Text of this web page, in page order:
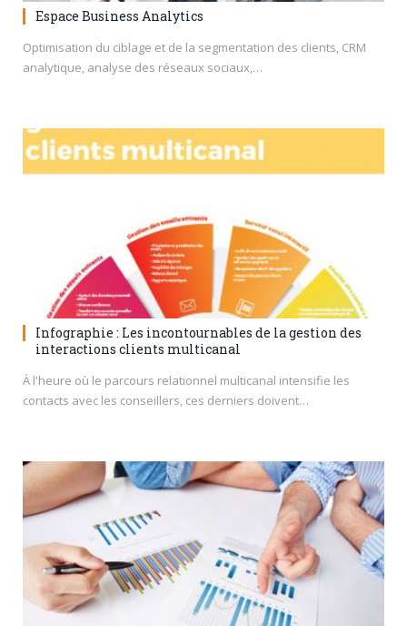
Espace Business Analytics
Optimisation du ciblage et de la segmentation des clients, CRM
analytique, analyse des réseaux sociaux,…
Infographie : Les incontournables de la gestion des
interactions clients multicanal
À l'heure où le parcours relationnel multicanal intensifie les
contacts avec les conseillers, ces derniers doivent…